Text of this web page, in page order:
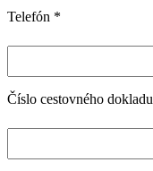
Telefón *
Číslo cestovného dokladu